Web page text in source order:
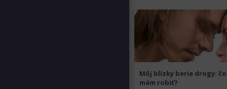
zakázaných
látok.
Môj blízky berie drogy: čo
mám robiť?